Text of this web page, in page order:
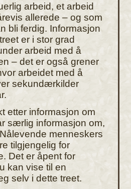
arbeid, et arbeid
allerede – og som
bli ferdig. Informasjon
er i stor grad
arbeid med å
– det er også grener
arbeidet med å
sekundærkilder
etter informasjon om
særlig informasjon om,
menneskers
tilgjengelig for
Det er åpent for
kan vise til en
selv i dette treet.